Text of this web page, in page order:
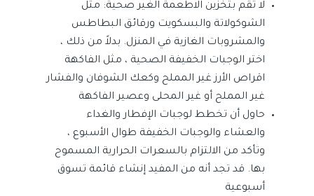
لا تقم بتخزين الاطعمة الغير صحية: مثل
الشوكولاتة والبسكويت ورقائق البطاطس
والمشروبات الغازية في المنزل. بدلاً من ذلك ،
اختر الوجبات الخفيفة الصحية ، مثل الفاكهة
اقراص الأرز غير المملح وكعك الشوفان والفشار
غير المملح أو غير المحلى وعصير الفاكهة
حاول أن تخطط لوجبات الإفطار والغداء
والعشاء والوجبات الخفيفة طوال الأسبوع ،
وتأكد من الالتزام بالسعرات الحرارية المسموح
بها. قد تجد أنه من المفيد إنشاء قائمة تسوق
أسبوعية